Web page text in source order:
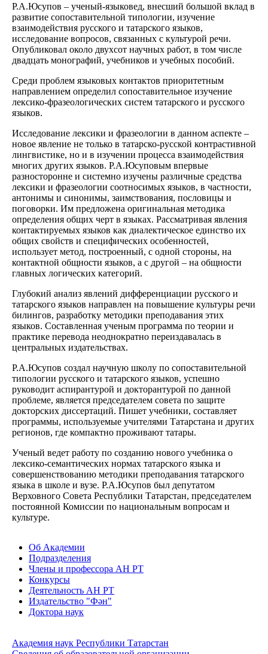
Р.А.Юсупов – ученый-языковед, внесший большой вклад в
развитие сопоставительной типологии, изучение
взаимодействия русского и татарского языков,
исследование вопросов, связанных с культурой речи.
Опубликовал около двухсот научных работ, в том числе
двадцать монографий, учебников и учебных пособий.
Среди проблем языковых контактов приоритетным
направлением определил сопоставительное изучение
лексико-фразеологических систем татарского и русского
языков.
Исследование лексики и фразеологии в данном аспекте –
новое явление не только в татарско-русской контрастивной
лингвистике, но и в изучении процесса взаимодействия
многих других языков. Р.А.Юсуповым впервые
разносторонне и системно изучены различные средства
лексики и фразеологии соотносимых языков, в частности,
антонимы и синонимы, заимствования, пословицы и
поговорки. Им предложена оригинальная методика
определения общих черт в языках. Рассматривая явления
контактируемых языков как диалектическое единство их
общих свойств и специфических особенностей,
использует метод, построенный, с одной стороны, на
контактной общности языков, а с другой – на общности
главных логических категорий.
Глубокий анализ явлений дифференциации русского и
татарского языков направлен на повышение культуры речи
билингов, разработку методики преподавания этих
языков. Составленная ученым программа по теории и
практике перевода неоднократно переиздавалась в
центральных издательствах.
Р.А.Юсупов создал научную школу по сопоставительной
типологии русского и татарского языков, успешно
руководит аспирантурой и докторантурой по данной
проблеме, является председателем совета по защите
докторских диссертаций. Пишет учебники, составляет
программы, используемые учителями Татарстана и других
регионов, где компактно проживают татары.
Ученый ведет работу по созданию нового учебника о
лексико-семантических нормах татарского языка и
совершенствованию методики преподавания татарского
языка в школе и вузе. Р.А.Юсупов был депутатом
Верховного Совета Республики Татарстан, председателем
постоянной Комиссии по национальным вопросам и
культуре.
Об Академии
Подразделения
Члены и профессора АН РТ
Конкурсы
Деятельность АН РТ
Издательство "Фән"
Доктора наук
Академия наук Республики Татарстан